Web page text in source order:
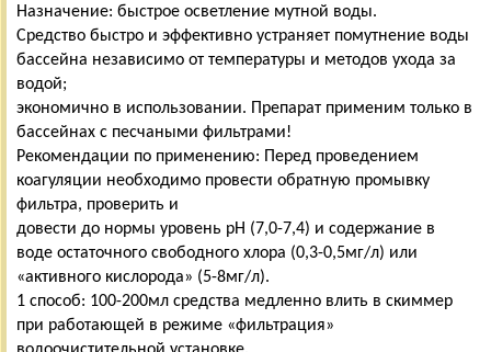
Назначение: быстрое осветление мутной воды.
Средство быстро и эффективно устраняет помутнение воды
бассейна независимо от температуры и методов ухода за
водой;
экономично в использовании. Препарат применим только в
бассейнах с песчаными фильтрами!
Рекомендации по применению: Перед проведением
коагуляции необходимо провести обратную промывку
фильтра, проверить и
довести до нормы уровень рН (7,0-7,4) и содержание в
воде остаточного свободного хлора (0,3-0,5мг/л) или
«активного кислорода» (5-8мг/л).
1 способ: 100-200мл средства медленно влить в скиммер
при работающей в режиме «фильтрация»